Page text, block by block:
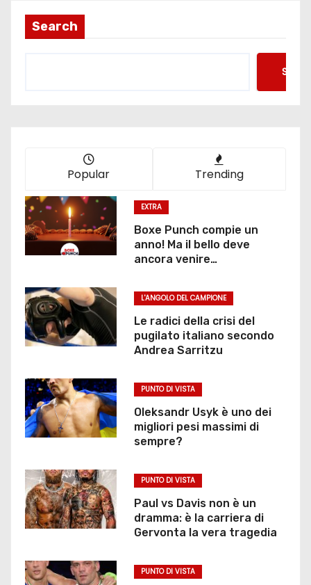
Search
Popular Trending
EXTRA
Boxe Punch compie un
anno! Ma il bello deve
ancora venire…
L'ANGOLO DEL CAMPIONE
Le radici della crisi del
pugilato italiano secondo
Andrea Sarritzu
PUNTO DI VISTA
Oleksandr Usyk è uno dei
migliori pesi massimi di
sempre?
PUNTO DI VISTA
Paul vs Davis non è un
dramma: è la carriera di
Gervonta la vera tragedia
PUNTO DI VISTA